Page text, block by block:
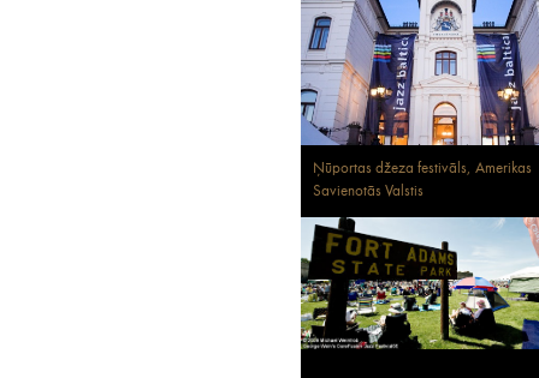
Ņūportas džeza festivāls, Amerikas
Savienotās Valstis